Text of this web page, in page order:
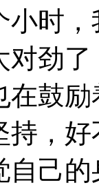
小时
对劲
在鼓
持，
自己